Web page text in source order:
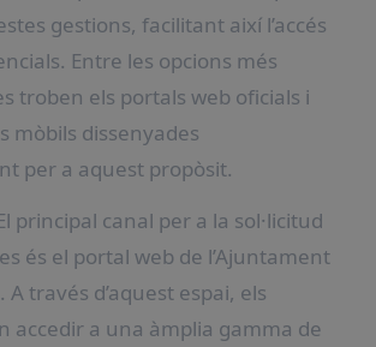
gestions, facilitant així l’accés
Entre les opcions més
troben els portals web oficials i
mòbils dissenyades
per a aquest propòsit.
principal canal per a la sol·licitud
és el portal web de l’Ajuntament
través d’aquest espai, els
accedir a una àmplia gamma de